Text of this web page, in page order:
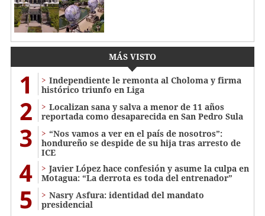
MÁS VISTO
1
Independiente le remonta al Choloma y firma
histórico triunfo en Liga
2
Localizan sana y salva a menor de 11 años
reportada como desaparecida en San Pedro Sula
3
“Nos vamos a ver en el país de nosotros”:
hondureño se despide de su hija tras arresto de
ICE
4
Javier López hace confesión y asume la culpa en
Motagua: “La derrota es toda del entrenador”
5
Nasry Asfura: identidad del mandato
presidencial